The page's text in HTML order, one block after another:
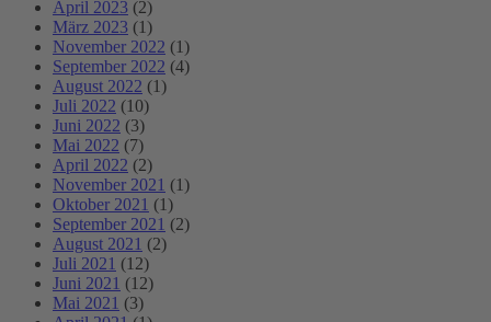
April 2023 (2)
März 2023 (1)
November 2022 (1)
September 2022 (4)
August 2022 (1)
Juli 2022 (10)
Juni 2022 (3)
Mai 2022 (7)
April 2022 (2)
November 2021 (1)
Oktober 2021 (1)
September 2021 (2)
August 2021 (2)
Juli 2021 (12)
Juni 2021 (12)
Mai 2021 (3)